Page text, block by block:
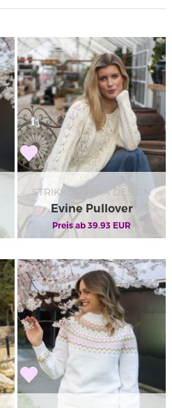
STRIKKEMEKKA DESIGN
Evine Pullover
Preis ab 39.93 EUR